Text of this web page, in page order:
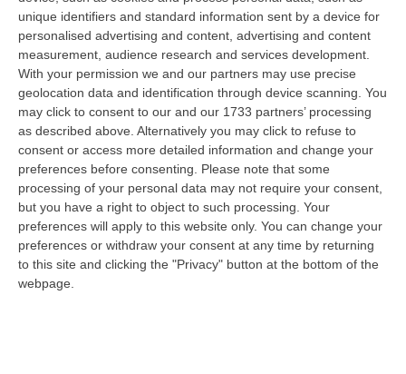
unique identifiers and standard information sent by a device for
personalised advertising and content, advertising and content
measurement, audience research and services development.
With your permission we and our partners may use precise
geolocation data and identification through device scanning. You
may click to consent to our and our 1733 partners’ processing
as described above. Alternatively you may click to refuse to
consent or access more detailed information and change your
preferences before consenting.
Please note that some
processing of your personal data may not require your consent,
but you have a right to object to such processing. Your
preferences will apply to this website only. You can change your
preferences or withdraw your consent at any time by returning
to this site and clicking the "Privacy" button at the bottom of the
webpage.
per fare un esempio.
Inutilizzabilità delle intercettazioni
Questa mattina il collegio difensivo, e in
particolare gli avvocati Luca Cianferoni e
Sergio Rotundo, hanno sollevato durante
l’udienza in aula bunkerl’eccezione di
“inutilizzabilità” del sistema trojan utilizzato
e inserito nei telefonini degli indagati.
Secondo la tesi delle difese, i dati sarebbero